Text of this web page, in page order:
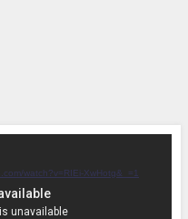
watch?v=RIEi-XwHotg&_=1